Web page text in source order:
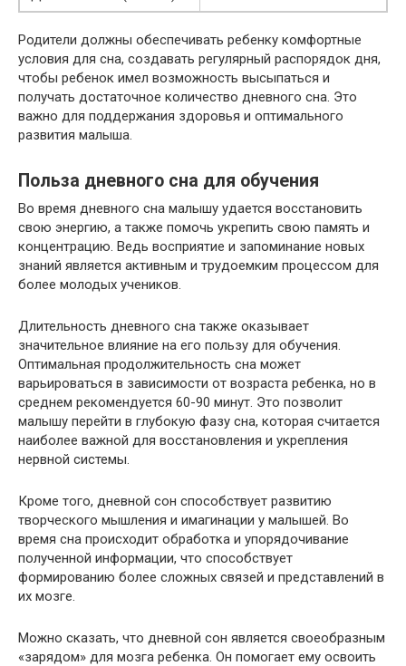
Родители должны обеспечивать ребенку комфортные
условия для сна, создавать регулярный распорядок дня,
чтобы ребенок имел возможность высыпаться и
получать достаточное количество дневного сна. Это
важно для поддержания здоровья и оптимального
развития малыша.
Польза дневного сна для обучения
Во время дневного сна малышу удается восстановить
свою энергию, а также помочь укрепить свою память и
концентрацию. Ведь восприятие и запоминание новых
знаний является активным и трудоемким процессом для
более молодых учеников.
Длительность дневного сна также оказывает
значительное влияние на его пользу для обучения.
Оптимальная продолжительность сна может
варьироваться в зависимости от возраста ребенка, но в
среднем рекомендуется 60-90 минут. Это позволит
малышу перейти в глубокую фазу сна, которая считается
наиболее важной для восстановления и укрепления
нервной системы.
Кроме того, дневной сон способствует развитию
творческого мышления и имагинации у малышей. Во
время сна происходит обработка и упорядочивание
полученной информации, что способствует
формированию более сложных связей и представлений в
их мозге.
Можно сказать, что дневной сон является своеобразным
«зарядом» для мозга ребенка. Он помогает ему освоить